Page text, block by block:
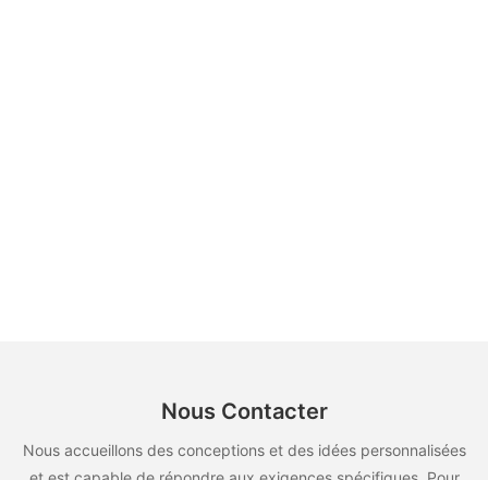
Nous Contacter
Nous accueillons des conceptions et des idées personnalisées